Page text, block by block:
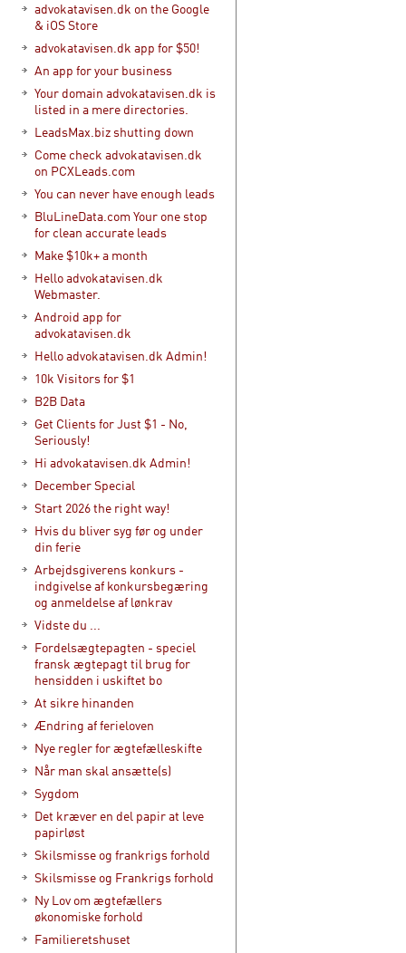
advokatavisen.dk on the Google
& iOS Store
advokatavisen.dk app for $50!
An app for your business
Your domain advokatavisen.dk is
listed in a mere directories.
LeadsMax.biz shutting down
Come check advokatavisen.dk
on PCXLeads.com
You can never have enough leads
BluLineData.com Your one stop
for clean accurate leads
Make $10k+ a month
Hello advokatavisen.dk
Webmaster.
Android app for
advokatavisen.dk
Hello advokatavisen.dk Admin!
10k Visitors for $1
B2B Data
Get Clients for Just $1 - No,
Seriously!
Hi advokatavisen.dk Admin!
December Special
Start 2026 the right way!
Hvis du bliver syg før og under
din ferie
Arbejdsgiverens konkurs -
indgivelse af konkursbegæring
og anmeldelse af lønkrav
Vidste du ...
Fordelsægtepagten - speciel
fransk ægtepagt til brug for
hensidden i uskiftet bo
At sikre hinanden
Ændring af ferieloven
Nye regler for ægtefælleskifte
Når man skal ansætte(s)
Sygdom
Det kræver en del papir at leve
papirløst
Skilsmisse og frankrigs forhold
Skilsmisse og Frankrigs forhold
Ny Lov om ægtefællers
økonomiske forhold
Familieretshuset